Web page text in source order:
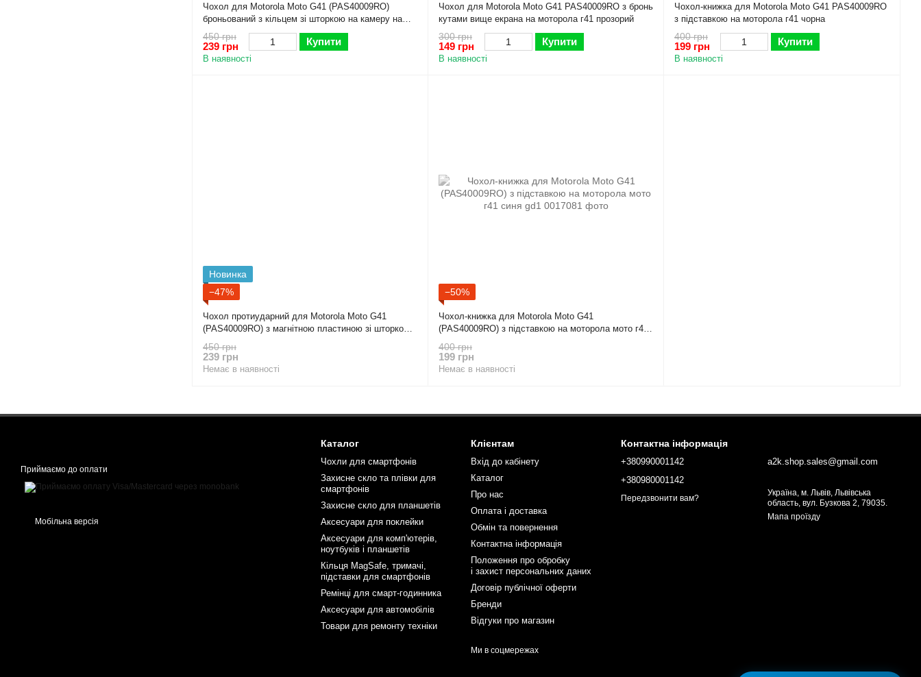
Чохол для Motorola Moto G41 (PAS40009RO)
броньований з кільцем зі шторкою на камеру на
моторола г41 чорний
450 грн
239 грн Купити
В наявності
Чохол для Motorola Moto G41 PAS40009RO з бронь
кутами вище екрана на моторола г41 прозорий
300 грн
149 грн Купити
В наявності
Чохол-книжка для Motorola Moto G41 PAS40009RO
з підставкою на моторола г41 чорна
400 грн
199 грн Купити
В наявності
Новинка
−47%
Чохол протиударний для Motorola Moto G41
(PAS40009RO) з магнітною пластиною зі шторкою
на камері синій
450 грн
239 грн
Немає в наявності
−50%
Чохол-книжка для Motorola Moto G41
(PAS40009RO) з підставкою на моторола мото г41
синя gd1
400 грн
199 грн
Немає в наявності
Приймаємо до оплати
Мобільна версія
Каталог
Чохли для смартфонів
Захисне скло та плівки для
смартфонів
Захисне скло для планшетів
Аксесуари для поклейки
Аксесуари для комп'ютерів,
ноутбуків і планшетів
Кільця MagSafe, тримачі,
підставки для смартфонів
Ремінці для смарт-годинника
Аксесуари для автомобілів
Товари для ремонту техніки
Клієнтам
Вхід до кабінету
Каталог
Про нас
Оплата і доставка
Обмін та повернення
Контактна інформація
Положення про обробку
і захист персональних даних
Договір публічної оферти
Бренди
Відгуки про магазин
Ми в соцмережах
Контактна інформація
+380990001142
+380980001142
Передзвонити вам?
a2k.shop.sales@gmail.com
Україна, м. Львів, Львівська
область, вул. Бузкова 2, 79035.
Мапа проїзду